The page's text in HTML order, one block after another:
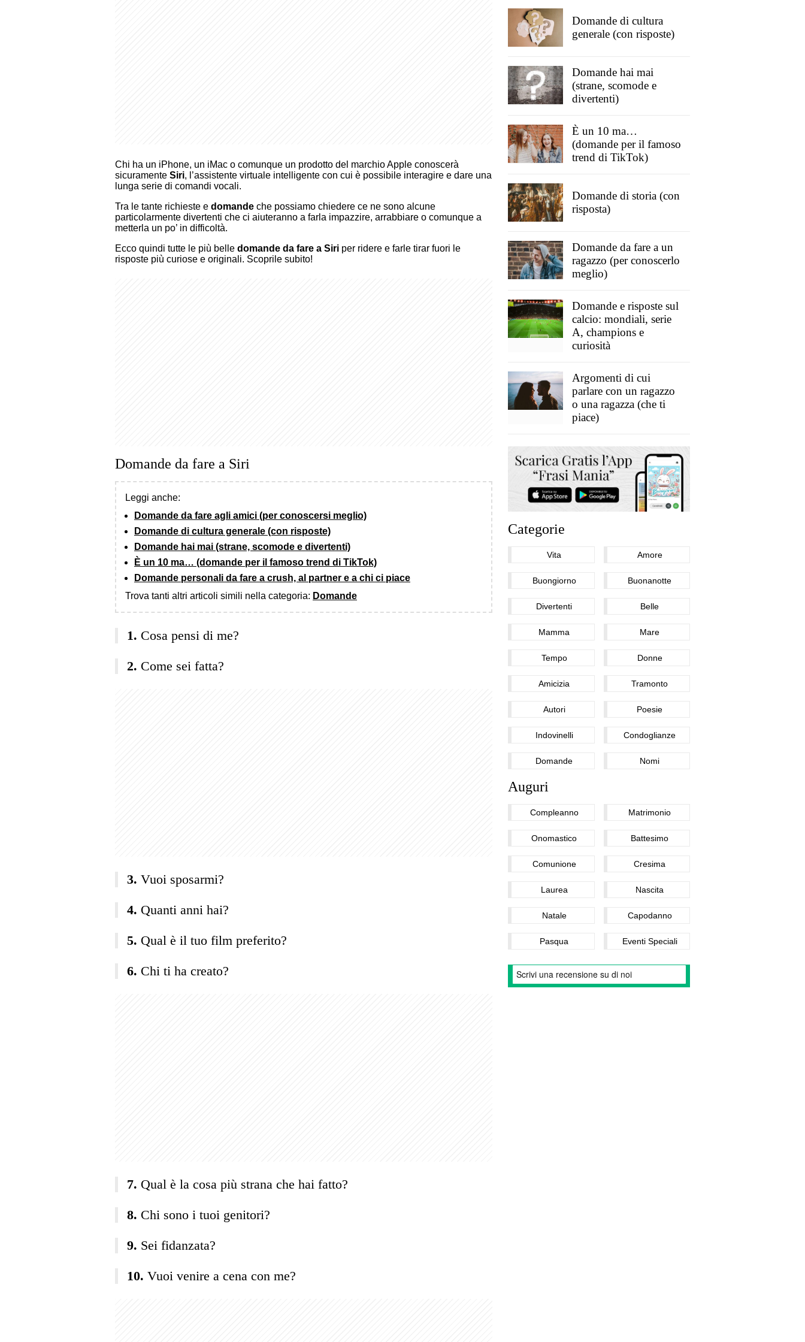
Chi ha un iPhone, un iMac o comunque un prodotto del marchio Apple conoscerà
sicuramente Siri, l’assistente virtuale intelligente con cui è possibile interagire e dare una
lunga serie di comandi vocali.
Tra le tante richieste e domande che possiamo chiedere ce ne sono alcune
particolarmente divertenti che ci aiuteranno a farla impazzire, arrabbiare o comunque a
metterla un po’ in difficoltà.
Ecco quindi tutte le più belle domande da fare a Siri per ridere e farle tirar fuori le
risposte più curiose e originali. Scoprile subito!
Domande da fare a Siri
Leggi anche:
Domande da fare agli amici (per conoscersi meglio)
Domande di cultura generale (con risposte)
Domande hai mai (strane, scomode e divertenti)
È un 10 ma… (domande per il famoso trend di TikTok)
Domande personali da fare a crush, al partner e a chi ci piace
Trova tanti altri articoli simili nella categoria: Domande
Cosa pensi di me?
Come sei fatta?
Vuoi sposarmi?
Quanti anni hai?
Qual è il tuo film preferito?
Chi ti ha creato?
Qual è la cosa più strana che hai fatto?
Chi sono i tuoi genitori?
Sei fidanzata?
Vuoi venire a cena con me?
Domande di cultura
generale (con risposte)
Domande hai mai
(strane, scomode e
divertenti)
È un 10 ma…
(domande per il famoso
trend di TikTok)
Domande di storia (con
risposta)
Domande da fare a un
ragazzo (per conoscerlo
meglio)
Domande e risposte sul
calcio: mondiali, serie
A, champions e
curiosità
Argomenti di cui
parlare con un ragazzo
o una ragazza (che ti
piace)
Categorie
Vita Amore
Buongiorno Buonanotte
Divertenti Belle
Mamma Mare
Tempo Donne
Amicizia Tramonto
Autori Poesie
Indovinelli Condoglianze
Domande Nomi
Auguri
Compleanno Matrimonio
Onomastico Battesimo
Comunione Cresima
Laurea Nascita
Natale Capodanno
Pasqua Eventi Speciali